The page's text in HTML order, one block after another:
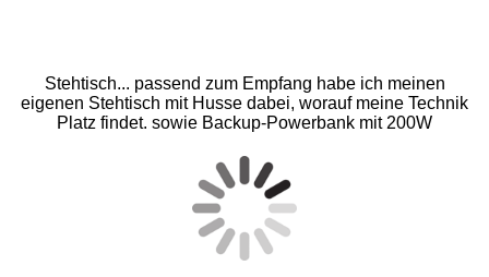
Stehtisch... passend zum Empfang habe ich meinen
eigenen Stehtisch mit Husse dabei, worauf meine Technik
Platz findet. sowie Backup-Powerbank mit 200W